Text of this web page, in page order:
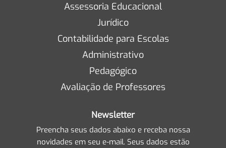
Assessoria Educacional
Jurídico
Contabilidade para Escolas
Administrativo
Pedagógico
Avaliação de Professores
Newsletter
Preencha seus dados abaixo e receba nossa
novidades em seu e-mail. Seus dados estão